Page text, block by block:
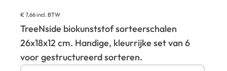
€7,66incl. BTW
TreeNside biokunststof sorteerschalen
26x18x12 cm. Handige, kleurrijke set van 6
voor gestructureerd sorteren.